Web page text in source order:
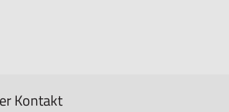
Kontakt